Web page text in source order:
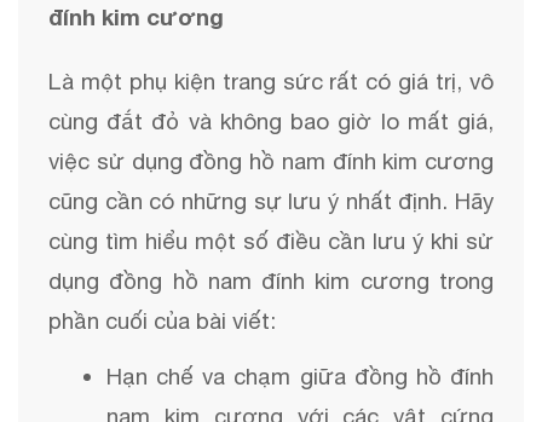
đính kim cương
Là một phụ kiện trang sức rất có giá trị, vô
cùng đắt đỏ và không bao giờ lo mất giá,
việc sử dụng đồng hồ nam đính kim cương
cũng cần có những sự lưu ý nhất định. Hãy
cùng tìm hiểu một số điều cần lưu ý khi sử
dụng đồng hồ nam đính kim cương trong
phần cuối của bài viết:
Hạn chế va chạm giữa đồng hồ đính
nam kim cương với các vật cứng